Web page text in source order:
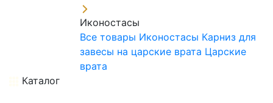
Иконостасы
Все товары Иконостасы Карниз для
завесы на царские врата Царские
врата
Каталог